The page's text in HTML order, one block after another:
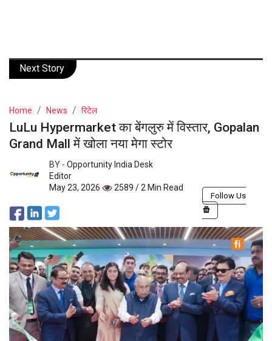
Next Story
Home News रिटेल
LuLu Hypermarket का बेंगलुरु में विस्तार, Gopalan
Grand Mall में खोला नया मेगा स्टोर
BY - Opportunity India Desk
Editor
May 23, 2026
2589 / 2 Min Read
Follow Us